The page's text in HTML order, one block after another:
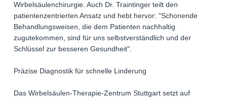
Wirbelsäulenchirurgie. Auch Dr. Traintinger teilt den
patientenzentrierten Ansatz und hebt hervor: "Schonende
Behandlungsweisen, die dem Patienten nachhaltig
zugutekommen, sind für uns selbstverständlich und der
Schlüssel zur besseren Gesundheit".
Präzise Diagnostik für schnelle Linderung
Das Wirbelsäulen-Therapie-Zentrum Stuttgart setzt auf